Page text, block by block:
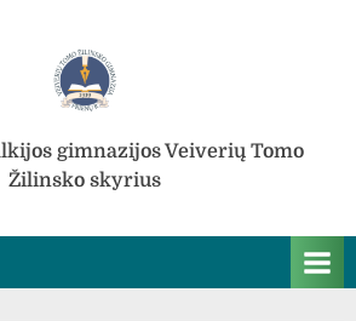
gimnazijos Veiverių Tomo
Žilinsko skyrius